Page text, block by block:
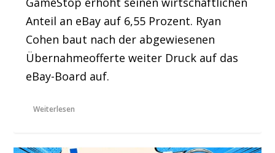
Anteil an eBay auf 6,55 Prozent. Ryan
Cohen baut nach der abgewiesenen
Übernahmeofferte weiter Druck auf das
eBay-Board auf.
Weiterlesen